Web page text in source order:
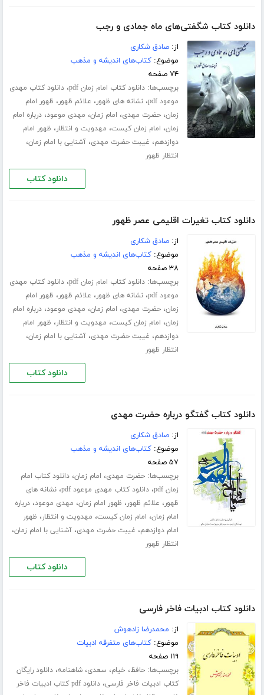
دانلود کتاب شگفتی‌های ماه جمادی و رجب
از:صادق شکاری
موضوع:کتاب‌های اندیشه و مذهب
۷۴ صفحه
برچسب‌ها:دانلود کتاب امام زمان pdf ،دانلود کتاب مهدی
موعود pdf
،نشانه های ظهور، علائم ظهور، ظهور امام
زمان،حضرت مهدی، امام زمان، مهدی موعود،درباره امام
زمان، امام زمان کیست، مهدویت و انتظار، ظهور امام
دوازدهم، غیبت حضرت مهدی،آشنایی با امام زمان،
انتظار ظهور
دانلود کتاب
دانلود کتاب تغیرات اقلیمی عصر ظهور
از:صادق شکاری
موضوع:کتاب‌های اندیشه و مذهب
۳۸ صفحه
برچسب‌ها:دانلود کتاب امام زمان pdf ،دانلود کتاب مهدی
موعود pdf
،نشانه های ظهور، علائم ظهور، ظهور امام
زمان،حضرت مهدی، امام زمان، مهدی موعود،درباره امام
زمان، امام زمان کیست، مهدویت و انتظار، ظهور امام
دوازدهم، غیبت حضرت مهدی،آشنایی با امام زمان،
انتظار ظهور
دانلود کتاب
دانلود کتاب گفتگو درباره حضرت مهدی‌
از:صادق شکاری
موضوع:کتاب‌های اندیشه و مذهب
۵۷ صفحه
برچسب‌ها:حضرت مهدی، امام زمان،دانلود کتاب امام
زمان pdf
،دانلود کتاب مهدی موعود pdf ،نشانه های
ظهور، علائم ظهور، ظهور امام زمان، مهدی موعود،درباره
امام زمان، امام زمان کیست، مهدویت و انتظار، ظهور
امام دوازدهم، غیبت حضرت مهدی،آشنایی با امام زمان،
انتظار ظهور
دانلود کتاب
دانلود کتاب ادبیات فاخر فارسی
از: محمدرضا زادهوش
موضوع:کتاب‌های متفرقه ادبیات
۱۱۹ صفحه
برچسب‌ها:حافظ، خیام، سعدی،شاهنامه،دانلود رایگان
کتاب ادبیات فاخر فارسی،
دانلود pdf کتاب ادبیات فاخر